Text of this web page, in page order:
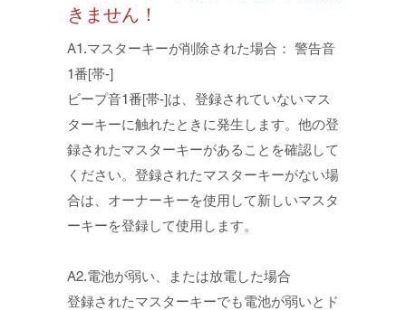
きません！
A1.マスターキーが削除された場合： 警告音
1番[帯-]
ビープ音1番[帯-]は、登録されていないマス
ターキーに触れたときに発生します。他の登
録されたマスターキーがあることを確認して
ください。登録されたマスターキーがない場
合は、オーナーキーを使用して新しいマスタ
ーキーを登録して使用します。
A2.電池が弱い、または放電した場合
登録されたマスターキーでも電池が弱いとド